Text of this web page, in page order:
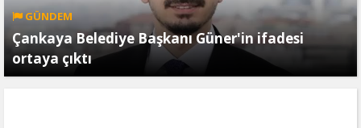
GÜNDEM
Çankaya Belediye Başkanı Güner'in ifadesi
ortaya çıktı